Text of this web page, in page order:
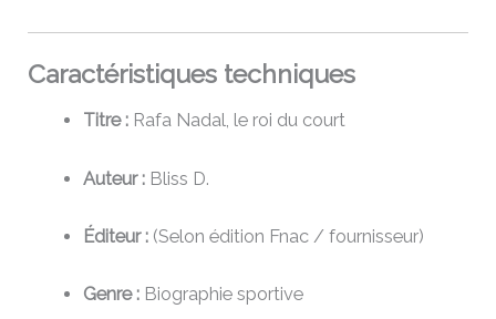
Caractéristiques techniques
Titre :Rafa Nadal, le roi du court
Auteur :Bliss D.
Éditeur :(Selon édition Fnac / fournisseur)
Genre :Biographie sportive